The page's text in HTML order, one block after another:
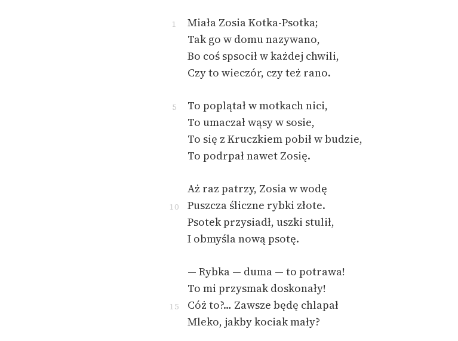
Szkoła Poezji Wolnych Lektur
1
Miała Zosia Kotka-Psotka;
Tak go w domu nazywano,
Bo coś spsocił w każdej chwili,
Czy to wieczór, czy też rano.
5
To poplątał w motkach nici,
To umaczał wąsy w sosie,
To się z Kruczkiem pobił w budzie,
To podrpał nawet Zosię.
Aż raz patrzy, Zosia w wodę
10
Puszcza śliczne rybki złote.
Psotek przysiadł, uszki stulił,
I obmyśla nową psotę.
— Rybka — duma — to potrawa!
To mi przysmak doskonały!
15
Cóż to?… Zawsze będę chlapał
Mleko, jakby kociak mały?